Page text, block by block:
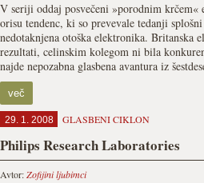
V seriji oddaj posvečeni »porodnim krčem«
orisu tendenc, ki so prevevale tedanji
nedotaknjena otoška elektronika. Britanska
rezultati, celinskim kolegom ni bila
najde nepozabna glasbena avantura iz
več
29. 1. 2008 GLASBENI CIKLON
Philips Research Laboratories
Avtor:Zofijini ljubimci